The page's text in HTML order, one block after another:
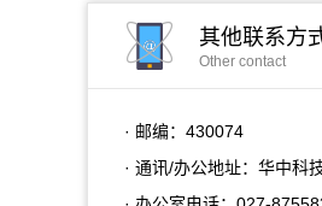
其他联系方
Other contact
· 邮编： 430074
· 通讯/办公地址： 华中科